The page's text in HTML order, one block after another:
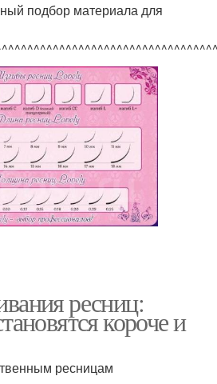
подбор материала для
ресниц:
короче и
ресницам